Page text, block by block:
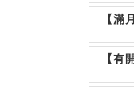
【
【